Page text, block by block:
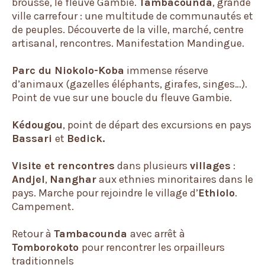
ville carrefour : une multitude de communautés et
de peuples. Découverte de la ville, marché, centre
artisanal, rencontres. Manifestation Mandingue.
Parc du Niokolo-Koba immense réserve
d’animaux (gazelles éléphants, girafes, singes…).
Point de vue sur une boucle du fleuve Gambie.
Kédougou, point de départ des excursions en pays
Bassari et Bedick.
Visite et rencontres dans plusieurs villages :
Andjel, Nangharaux ethnies minoritaires dans le
pays. Marche pour rejoindre le village d’Ethiolo.
Campement.
Retour à Tambacounda avec arrêt à
Tomborokoto pour rencontrer les orpailleurs
traditionnels